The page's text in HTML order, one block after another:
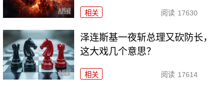
相关 阅读 17630
泽连斯基一夜斩总理又砍防长，
这大戏几个意思？
相关 阅读 17614